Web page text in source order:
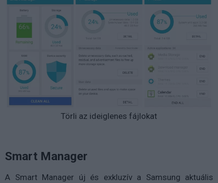
Törli az ideiglenes fájlokat
Smart Manager
A Smart Manager új és exkluzív a Samsung aktuális